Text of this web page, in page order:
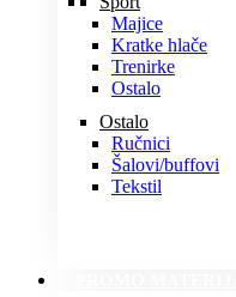
Majice
Kratke hlače
Trenirke
Ostalo
Ostalo
Ručnici
Šalovi/buffovi
Tekstil